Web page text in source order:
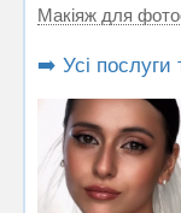
Макіяж для
➡️ Усі послуги